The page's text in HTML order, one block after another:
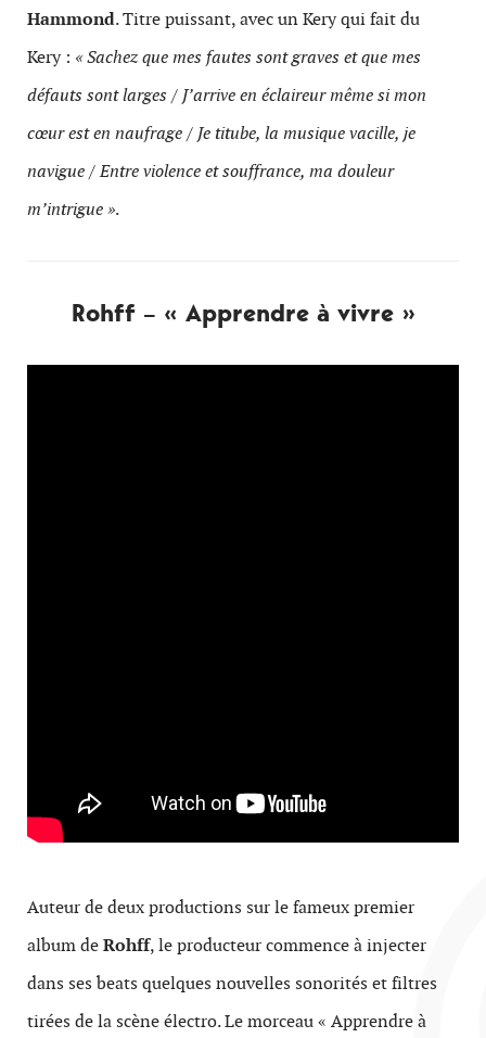
Hammond. Titre puissant, avec un Kery qui fait du
Kery : « Sachez que mes fautes sont graves et que mes
défauts sont larges / J’arrive en éclaireur même si mon
cœur est en naufrage / Je titube, la musique vacille, je
navigue / Entre violence et souffrance, ma douleur
m’intrigue ».
Rohff – « Apprendre à vivre »
Auteur de deux productions sur le fameux premier
album deRohff, le producteur commence à injecter
dans ses beats quelques nouvelles sonorités et filtres
tirées de la scène électro. Le morceau « Apprendre à